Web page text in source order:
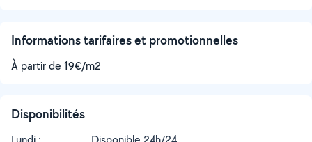
Informations tarifaires et promotionnelles
À partir de 19€/m2
Disponibilités